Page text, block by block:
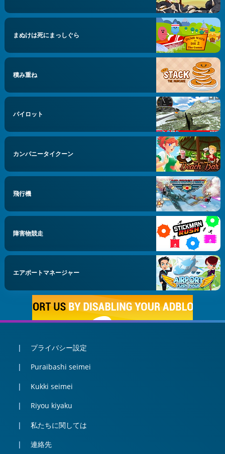
まぬけは死にまっしぐら
積み重ね
パイロット
カンパニータイクーン
飛行機
障害物競走
エアポートマネージャー
プライバシー設定
Puraibashi seimei
Kukki seimei
Riyou kiyaku
私たちに関しては
連絡先